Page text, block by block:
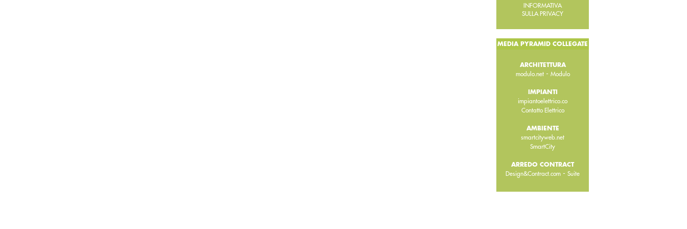
INFORMATIVA
SULLA PRIVACY
MEDIA PYRAMID COLLEGATE
ARCHITETTURA
modulo.net- Modulo
IMPIANTI
impiantoelettrico.co
Contatto Elettrico
AMBIENTE
smartcityweb.net
SmartCity
ARREDO CONTRACT
Design&Contract.com -Suite